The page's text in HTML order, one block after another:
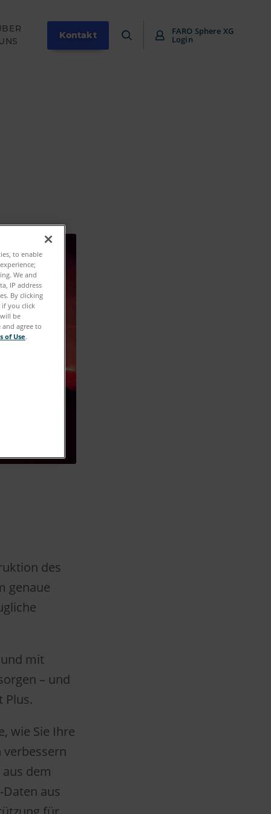
Kontakt FARO Sphere XG
Login
des
genaue
mit
– und
Plus.
wie Sie Ihre
dem
aus
to enable
We and
IP address
By clicking
if you click
be
and agree to
of Use.